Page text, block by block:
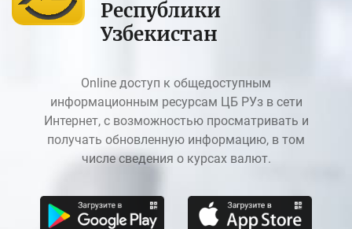
Республики
Узбекистан
Online доступ к общедоступным
информационным ресурсам ЦБ РУз в сети
Интернет, с возможностью просматривать и
получать обновленную информацию, в том
числе сведения о курсах валют.